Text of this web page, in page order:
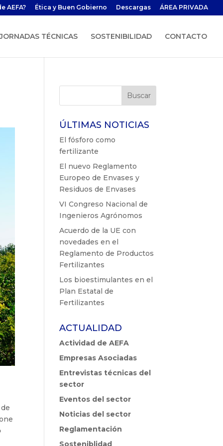
AEFA? Ética y Buen Gobierno Descargas ÁREA PRIVADA
JORNADAS TÉCNICAS SOSTENIBILIDAD CONTACTO
ÚLTIMAS NOTICIAS
El fósforo como
fertilizante
El nuevo Reglamento
Europeo de Envases y
Residuos de Envases
VI Congreso Nacional de
Ingenieros Agrónomos
Acuerdo de la UE con
novedades en el
Reglamento de Productos
Fertilizantes
Los bioestimulantes en el
Plan Estatal de
Fertilizantes
ACTUALIDAD
Actividad de AEFA
Empresas Asociadas
Entrevistas técnicas del
sector
Eventos del sector
Noticias del sector
Reglamentación
Sosteniblidad